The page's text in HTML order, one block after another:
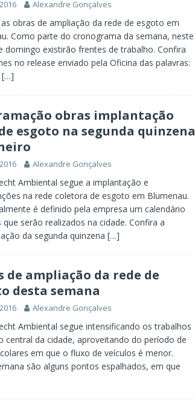
Alexandre Gonçalves
obras de ampliação da rede de esgoto em
Como parte do cronograma da semana, neste
domingo existirão frentes de trabalho. Confira
no release enviado pela Oficina das palavras:
[…]
obras implantação
esgoto na segunda quinzena
Alexandre Gonçalves
Ambiental segue a implantação e
na rede coletora de esgoto em Blumenau.
é definido pela empresa um calendário
que serão realizados na cidade. Confira a
da segunda quinzena […]
de ampliação da rede de
desta semana
Alexandre Gonçalves
Ambiental segue intensificando os trabalhos
central da cidade, aproveitando do período de
em que o fluxo de veículos é menor.
são alguns pontos espalhados, em que